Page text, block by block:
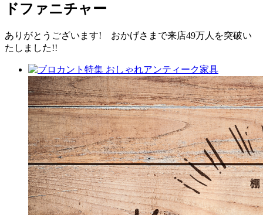
ドファニチャー
ありがとうございます! おかげさまで来店49万人を突破い
たしました!!